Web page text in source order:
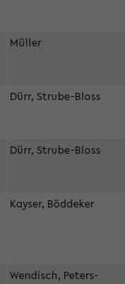
Müller
Dürr, Strube-Bloss
Dürr, Strube-Bloss
Kayser, Böddeker
Wendisch, Peters-